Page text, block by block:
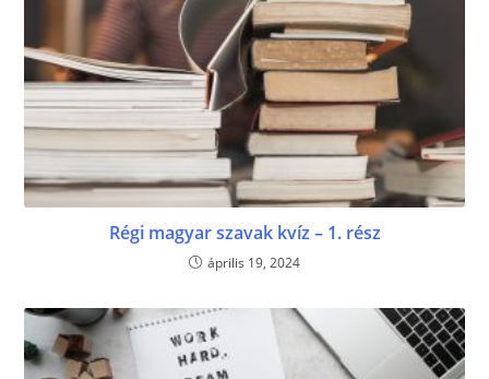
Régi magyar szavak kvíz – 1. rész
április 19, 2024